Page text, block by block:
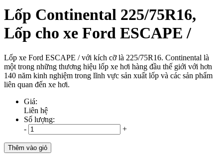
Lốp Continental 225/75R16,
Lốp cho xe Ford ESCAPE /
Lốp xe Ford ESCAPE / với kích cỡ là 225/75R16. Continental là
một trong những thương hiệu lốp xe hơi hàng đầu thế giới với hơn
140 năm kinh nghiệm trong lĩnh vực sản xuất lốp và các sản phẩm
liên quan đến xe hơi.
Giá:
Liên hệ
Số lượng:
-
+
Thêm vào giỏ